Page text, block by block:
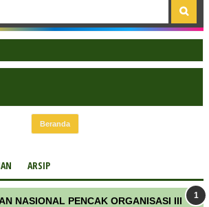
Beranda
ARSIP
NASIONAL PENCAK ORGANISASI III